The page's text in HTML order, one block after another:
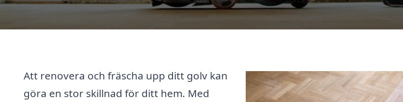
Att renovera och fräscha upp ditt golv kan
göra en stor skillnad för ditt hem. Med